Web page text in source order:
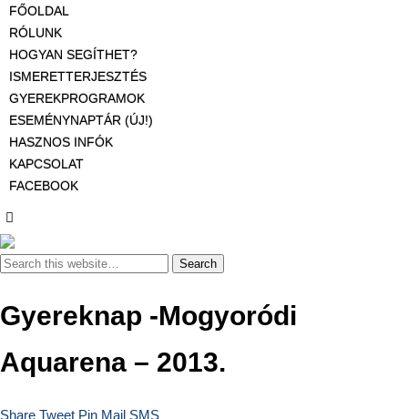
FŐOLDAL
RÓLUNK
HOGYAN SEGÍTHET?
ISMERETTERJESZTÉS
GYEREKPROGRAMOK
ESEMÉNYNAPTÁR (ÚJ!)
HASZNOS INFÓK
KAPCSOLAT
FACEBOOK
Gyereknap -Mogyoródi
Aquarena – 2013.
Share Tweet Pin Mail SMS